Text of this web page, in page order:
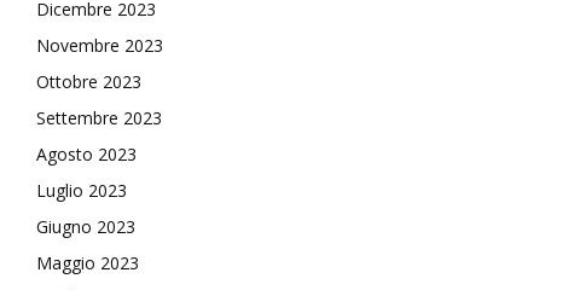
Dicembre 2023
Novembre 2023
Ottobre 2023
Settembre 2023
Agosto 2023
Luglio 2023
Giugno 2023
Maggio 2023